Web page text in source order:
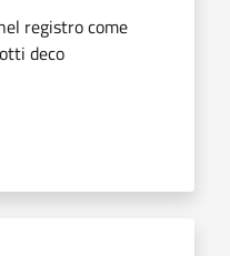
registro come
deco